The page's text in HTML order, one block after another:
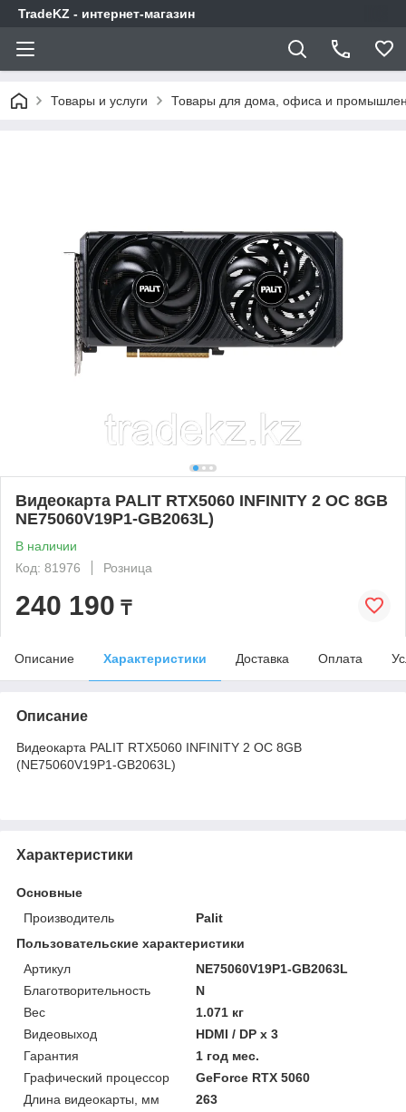
TradeKZ - интернет-магазин
Товары и услуги Товары для дома, офиса и
Видеокарта PALIT RTX5060 INFINITY 2 OC 8GB
NE75060V19P1-GB2063L)
В наличии
Код: 81976
Розница
240 190 ₸
Описание Характеристики Доставка Оплата
Описание
Видеокарта PALIT RTX5060 INFINITY 2 OC 8GB
(NE75060V19P1-GB2063L)
Характеристики
Основные
Производитель
Palit
Пользовательские характеристики
Артикул
NE75060V19P1-GB2063L
Благотворительность
N
Вес
1.071 кг
Видеовыход
HDMI / DP x 3
Гарантия
1 год мес.
Графический процессор
GeForce RTX 5060
Длина видеокарты, мм
263